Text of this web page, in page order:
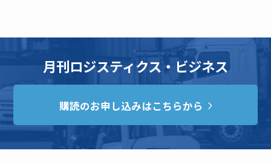
月刊ロジスティクス・ビジネス
購読のお申し込みはこちらから